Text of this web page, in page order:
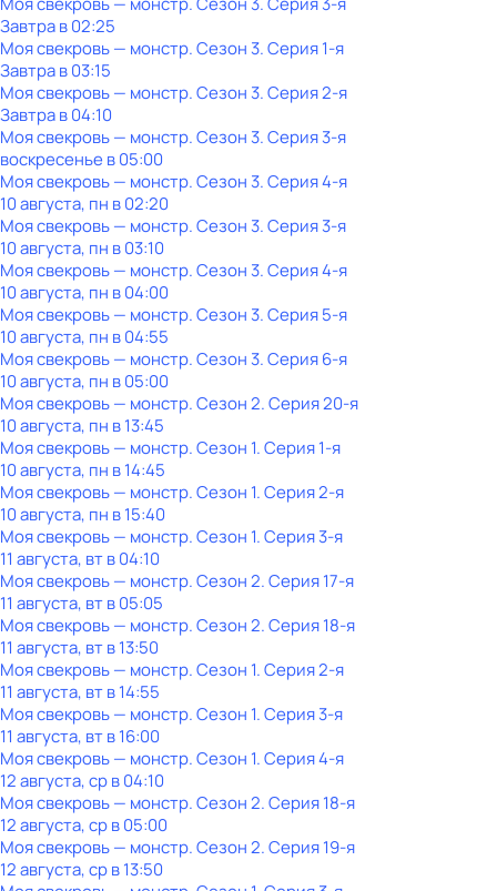
Завтра в 02:25
Моя свекровь — монстр. Сезон 3. Серия 1-я
Завтра в 03:15
Моя свекровь — монстр. Сезон 3. Серия 2-я
Завтра в 04:10
Моя свекровь — монстр. Сезон 3. Серия 3-я
воскресенье в05:00
Моя свекровь — монстр. Сезон 3. Серия 4-я
10 августа, пн в 02:20
Моя свекровь — монстр. Сезон 3. Серия 3-я
10 августа, пн в 03:10
Моя свекровь — монстр. Сезон 3. Серия 4-я
10 августа, пн в 04:00
Моя свекровь — монстр. Сезон 3. Серия 5-я
10 августа, пн в 04:55
Моя свекровь — монстр. Сезон 3. Серия 6-я
10 августа, пн в 05:00
Моя свекровь — монстр. Сезон 2. Серия 20-я
10 августа, пн в 13:45
Моя свекровь — монстр. Сезон 1. Серия 1-я
10 августа, пн в 14:45
Моя свекровь — монстр. Сезон 1. Серия 2-я
10 августа, пн в 15:40
Моя свекровь — монстр. Сезон 1. Серия 3-я
11 августа, вт в 04:10
Моя свекровь — монстр. Сезон 2. Серия 17-я
11 августа, вт в 05:05
Моя свекровь — монстр. Сезон 2. Серия 18-я
11 августа, вт в 13:50
Моя свекровь — монстр. Сезон 1. Серия 2-я
11 августа, вт в 14:55
Моя свекровь — монстр. Сезон 1. Серия 3-я
11 августа, вт в 16:00
Моя свекровь — монстр. Сезон 1. Серия 4-я
12 августа, ср в 04:10
Моя свекровь — монстр. Сезон 2. Серия 18-я
12 августа, ср в 05:00
Моя свекровь — монстр. Сезон 2. Серия 19-я
12 августа, ср в 13:50